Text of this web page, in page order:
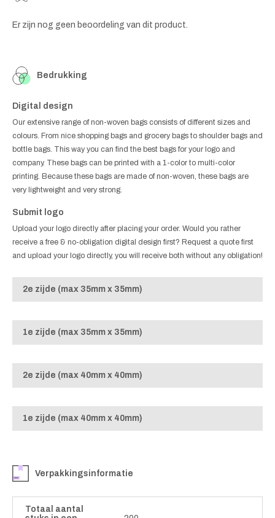
Er zijn nog geen beoordeling van dit product.
Bedrukking
Digital design
Our extensive range of non-woven bags consists of different sizes and
colours. From nice shopping bags and grocery bags to shoulder bags and
bottle bags. This way you can find the best bags for your logo and
company. These bags can be printed with a 1-color to multi-color
printing. Because these bags are made of non-woven, these bags are
very lightweight and very strong.
Submit logo
Upload your logo directly after placing your order. Would you rather
receive a free & no-obligation digital design first? Request a quote first
and upload your logo directly, you will receive both without any obligation!
2e zijde (max 35mm x 35mm)
1e zijde (max 35mm x 35mm)
2e zijde (max 40mm x 40mm)
1e zijde (max 40mm x 40mm)
Verpakkingsinformatie
Totaal aantal